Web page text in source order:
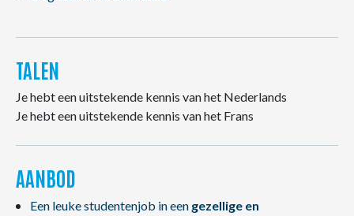
TALEN
Je hebt een uitstekende kennis van het Nederlands
Je hebt een uitstekende kennis van het Frans
AANBOD
Een leuke studentenjob in een gezellige en